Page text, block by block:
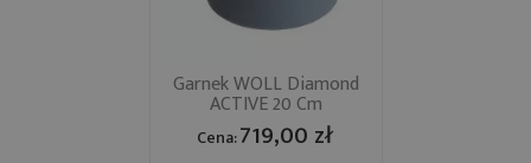
Garnek WOLL Diamond
ACTIVE 20 Cm
Cena:719,00 zł